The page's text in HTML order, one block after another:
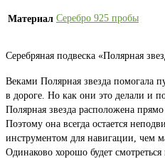
Материал Серебро 925 пробы
Серебряная подвеска «Полярная
Веками Полярная звезда помогала
в дороге. Но как они это делали и
Полярная звезда расположена
Поэтому она всегда остается
инструментом для навигации, чем
Одинаково хорошо будет